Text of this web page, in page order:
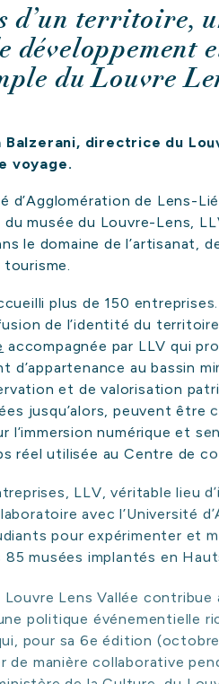
d’un territoire,
développement
du Louvre
Balzerani, directrice du
voyage.
d’Agglomération de Lens-
musée du Louvre-Lens,
le domaine de l’artisanat,
plus de 150
de l’identité du territoire
accompagnée par LLV qui
au bassin
et de valorisation
jusqu’alors, peuvent être
l’immersion numérique et
réel utilisée au Centre de
LLV, véritable lieu
avec l’Université
pour expérimenter et
musées implantés en
Lens Vallée contribue
politique événementielle
pour sa 6e édition
de manière collaborative
de la Culture, du